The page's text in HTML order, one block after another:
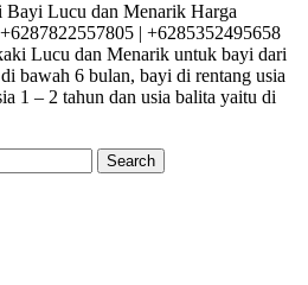
Bayi Lucu dan Menarik Harga
| +6285352495658
Lucu dan Menarik untuk bayi dari
bawah 6 bulan, bayi di rentang usia
1 – 2 tahun dan usia balita yaitu di